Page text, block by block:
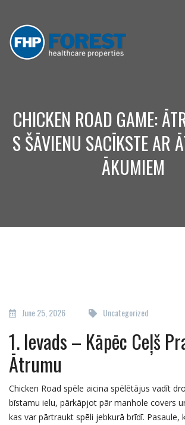
CHICKEN ROAD GAME:
S ŠĀVIENU SACĪKSTE AR
ĀKUMIEM
June 25, 2026 Uncategorized
1. Ievads – Kāpēc Ceļš
Ātrumu
Chicken Road spēle aicina spēlētājus vadīt
bīstamu ielu, pārkāpjot pār manhole covers
kas var pārtraukt spēli jebkurā brīdī. Pasaule,